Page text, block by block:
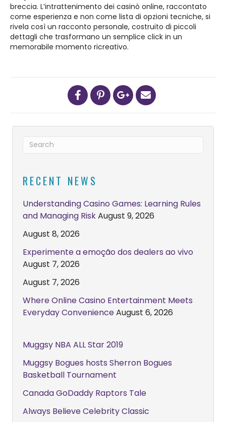
breccia. L’intrattenimento dei casinò online, raccontato
come esperienza e non come lista di opzioni tecniche, si
rivela così un racconto personale, costruito di piccoli
dettagli che trasformano un semplice click in un
memorabile momento ricreativo.
RECENT NEWS
Understanding Casino Games: Learning Rules
and Managing RiskAugust 9, 2026
August 8, 2026
Experimente a emoção dos dealers ao vivo
August 7, 2026
August 7, 2026
Where Online Casino Entertainment Meets
Everyday ConvenienceAugust 6, 2026
Muggsy NBA ALL Star 2019
Muggsy Bogues hosts Sherron Bogues
Basketball Tournament
Canada GoDaddy Raptors Tale
Always Believe Celebrity Classic